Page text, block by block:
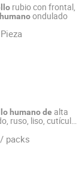
rubio con frontal,
humanoondulado
humanode alta
ruso, liso, cutícula
/ packs